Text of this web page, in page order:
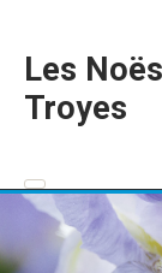
Les
Troyes